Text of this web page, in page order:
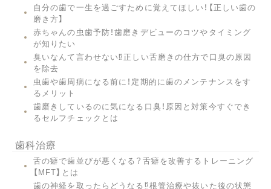
自分の歯で一生を過ごすために覚えてほしい！【正しい歯の
磨き方】
赤ちゃんの虫歯予防！歯磨きデビューのコツやタイミング
が知りたい
臭いなんて言わせない⁉︎正しい舌磨きの仕方で口臭の原因
を除去
虫歯や歯周病になる前に！定期的に歯のメンテナンスをす
るメリット
歯磨きしているのに気になる口臭！原因と対策今すぐでき
るセルフチェックとは
歯科治療
舌の癖で歯並びが悪くなる？舌癖を改善するトレーニング
【MFT】とは
歯の神経を取ったらどうなる⁉︎根管治療や抜いた後の状態